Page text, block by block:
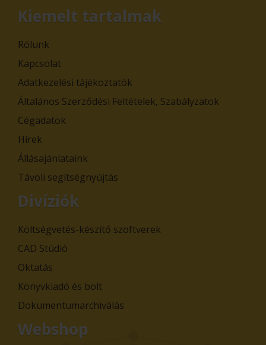
Kiemelt tartalmak
Rólunk
Kapcsolat
Adatkezelési tájékoztatók
Általános Szerződési Feltételek, Szabályzatok
Cégadatok
Hírek
Állásajánlataink
Távoli segítségnyújtás
Divíziók
Költségvetés-készítő szoftverek
CAD Stúdió
Oktatás
Könyvkiadó és bolt
Dokumentumarchiválás
Webshop